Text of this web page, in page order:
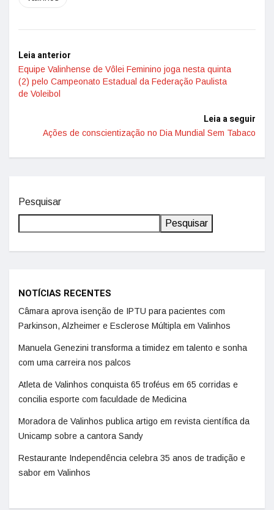
Leia anterior
Equipe Valinhense de Vôlei Feminino joga nesta quinta
(2) pelo Campeonato Estadual da Federação Paulista
de Voleibol
Leia a seguir
Ações de conscientização no Dia Mundial Sem Tabaco
Pesquisar
Pesquisar
NOTÍCIAS RECENTES
Câmara aprova isenção de IPTU para pacientes com
Parkinson, Alzheimer e Esclerose Múltipla em Valinhos
Manuela Genezini transforma a timidez em talento e sonha
com uma carreira nos palcos
Atleta de Valinhos conquista 65 troféus em 65 corridas e
concilia esporte com faculdade de Medicina
Moradora de Valinhos publica artigo em revista científica da
Unicamp sobre a cantora Sandy
Restaurante Independência celebra 35 anos de tradição e
sabor em Valinhos